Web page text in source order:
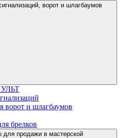
ворот и шлагбаумов
ворот и шлагбаумов
брелков
для продажи в мастерской